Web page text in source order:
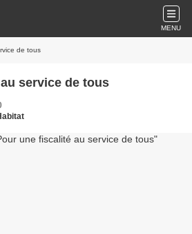
MENU
de tous
service de tous